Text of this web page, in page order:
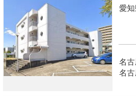
愛
名
名